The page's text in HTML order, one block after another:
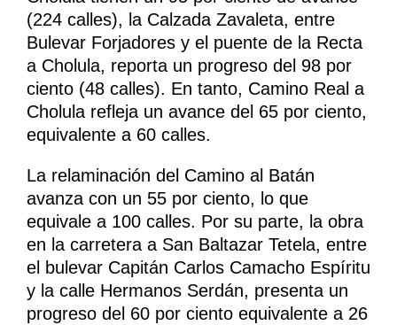
(224 calles), la Calzada Zavaleta, entre
Bulevar Forjadores y el puente de la Recta
a Cholula, reporta un progreso del 98 por
ciento (48 calles). En tanto, Camino Real a
Cholula refleja un avance del 65 por ciento,
equivalente a 60 calles.
La relaminación del Camino al Batán
avanza con un 55 por ciento, lo que
equivale a 100 calles. Por su parte, la obra
en la carretera a San Baltazar Tetela, entre
el bulevar Capitán Carlos Camacho Espíritu
y la calle Hermanos Serdán, presenta un
progreso del 60 por ciento equivalente a 26